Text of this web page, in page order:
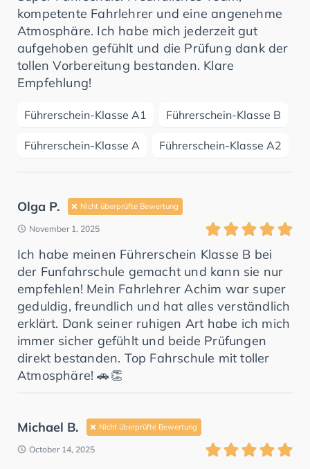
kompetente Fahrlehrer und eine angenehme
Atmosphäre. Ich habe mich jederzeit gut
aufgehoben gefühlt und die Prüfung dank der
tollen Vorbereitung bestanden. Klare
Empfehlung!
Führerschein-Klasse A1 Führerschein-Klasse B
Führerschein-Klasse A Führerschein-Klasse A2
Olga P. Nicht überprüfte Bewertung
November 1, 2025
Ich habe meinen Führerschein Klasse B bei
der Funfahrschule gemacht und kann sie nur
empfehlen! Mein Fahrlehrer Achim war super
geduldig, freundlich und hat alles verständlich
erklärt. Dank seiner ruhigen Art habe ich mich
immer sicher gefühlt und beide Prüfungen
direkt bestanden. Top Fahrschule mit toller
Atmosphäre! 🚗👏
Michael B. Nicht überprüfte Bewertung
October 14, 2025